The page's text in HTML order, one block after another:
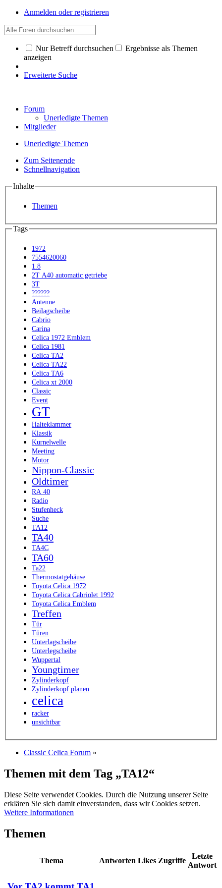
Anmelden oder registrieren
Nur Betreff durchsuchen
Ergebnisse als Themen
anzeigen
Erweiterte Suche
Forum
Unerledigte Themen
Mitglieder
Unerledigte Themen
Zum Seitenende
Schnellnavigation
Inhalte
Themen
Tags
1972
7554620060
1.8
2T A40 automatic getriebe
3T
??????
Antenne
Beilagscheibe
Cabrio
Carina
Celica 1972 Emblem
Celica 1981
Celica TA2
Celica TA22
Celica TA6
Celica xt 2000
Classic
Event
GT
Halteklammer
Klassik
Kurnelwelle
Meeting
Motor
Nippon-Classic
Oldtimer
RA 40
Radio
Stufenheck
Suche
TA12
TA40
TA4C
TA60
Ta22
Thermostatgehäuse
Toyota Celica 1972
Toyota Celica Cabriolet 1992
Toyota Celica Emblem
Treffen
Tür
Türen
Unterlagscheibe
Unterlegscheibe
Wuppertal
Youngtimer
Zylinderkopf
Zylinderkopf planen
celica
racker
unsichtbar
Classic Celica Forum »
Themen mit dem Tag „TA12“
Diese Seite verwendet Cookies. Durch die Nutzung unserer Seite
erklären Sie sich damit einverstanden, dass wir Cookies setzen.
Weitere Informationen
Themen
Thema Antworten Likes Zugriffe
Letzte
Antwort